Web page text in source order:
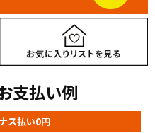
支払い例
ス払い0円